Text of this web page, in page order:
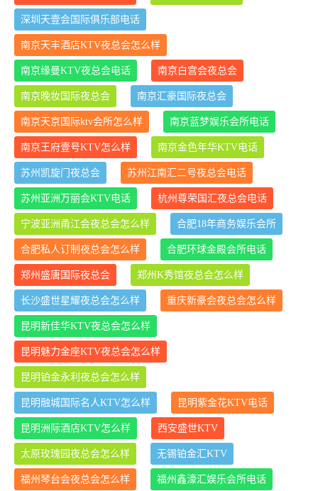
深圳天壹会国际俱乐部电话
南京天丰酒店KTV夜总会怎么样
南京缘曼KTV夜总会电话 南京白宫会夜总会
南京晚妆国际夜总会 南京汇豪国际夜总会
南京天京国际ktv会所怎么样 南京蓝梦娱乐会所电话
南京王府壹号KTV怎么样 南京金色年华KTV电话
苏州凯旋门夜总会 苏州江南汇二号夜总会电话
苏州亚洲万丽会KTV电话 杭州尊荣国汇夜总会电话
宁波亚洲甬江会夜总会怎么样 合肥18年商务娱乐会所
合肥私人订制夜总会怎么样 合肥环球金殿会所电话
郑州盛唐国际夜总会 郑州K秀馆夜总会怎么样
长沙盛世星耀夜总会怎么样 重庆新豪会夜总会怎么样
昆明新佳华KTV夜总会怎么样
昆明魅力金座KTV夜总会怎么样
昆明铂金永利夜总会怎么样
昆明融城国际名人KTV怎么样 昆明紫金花KTV电话
昆明洲际酒店KTV怎么样 西安盛世KTV
太原玫瑰园夜总会怎么样 无锡铂金汇KTV
福州琴台会夜总会怎么样 福州鑫濠汇娱乐会所电话